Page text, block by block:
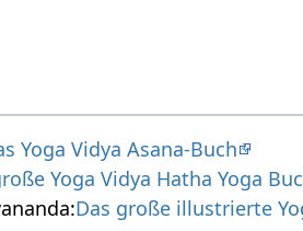
Yoga Vidya Asana-Buch
Yoga Vidya Hatha Yoga
Das große illustrierte